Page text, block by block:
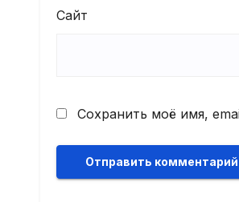
Сайт
Сохранить моё имя,